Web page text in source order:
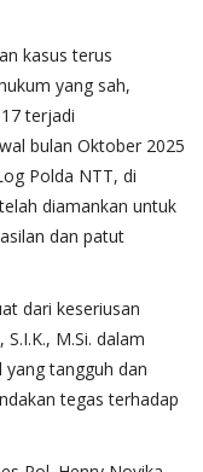
kasus terus
yang sah,
terjadi
bulan Oktober 2025
Polda NTT, di
diamankan untuk
dan patut
dari keseriusan
M.Si. dalam
tangguh dan
tegas terhadap